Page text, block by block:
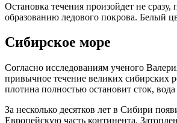
Остановка течения произойдет не
образованию ледового покрова. Белый
Сибирское море
Согласно исследованиям ученого
привычное течение великих сибирских
плотина полностью остановит сток,
За несколько десятков лет в Сибири
Европейскую часть континента.